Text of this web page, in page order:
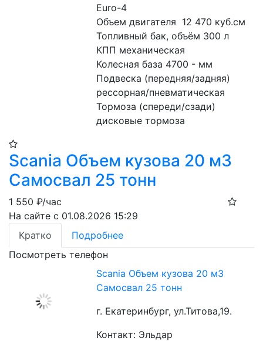
Euro-4
Объем двигателя  12 470 куб.см
Топливный бак, объём 300 л
КПП механическая
Колесная база 4700 - мм
Подвеска (передняя/задняя)
рессорная/пневматическая
Тормоза (спереди/сзади)
дисковые тормоза
Scania Объем кузова 20 м3
Самосвал 25 тонн
1 550 ₽/час
На сайте с 01.08.2026 15:29
Кратко
Подробнее
Посмотреть телефон
Scania Объем кузова 20 м3
Самосвал 25 тонн
г. Екатеринбург, ул.Титова,19.
Контакт: Эльдар